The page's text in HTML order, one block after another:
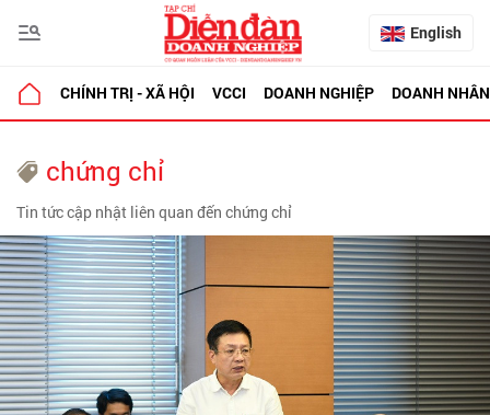
English
CHÍNH TRỊ - XÃ HỘI VCCI DOANH NGHIỆP DOANH NHÂN
chứng chỉ
Tin tức cập nhật liên quan đến chứng chỉ